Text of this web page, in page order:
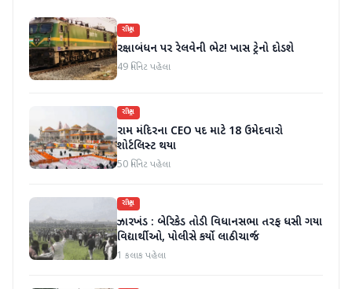
રાષ્ટ્રીય
રક્ષાબંધન પર રેલવેની ભેટ! ખાસ ટ્રેનો દોડશે
49 મિનિટ પહેલા
રાષ્ટ્રીય
રામ મંદિરના CEO પદ માટે 18 ઉમેદવારો
શોર્ટલિસ્ટ થયા
50 મિનિટ પહેલા
રાષ્ટ્રીય
ઝારખંડ : બેરિકેડ તોડી વિધાનસભા તરફ ધસી ગયા
વિદ્યાર્થીઓ, પોલીસે કર્યો લાઠીચાર્જ
1 કલાક પહેલા